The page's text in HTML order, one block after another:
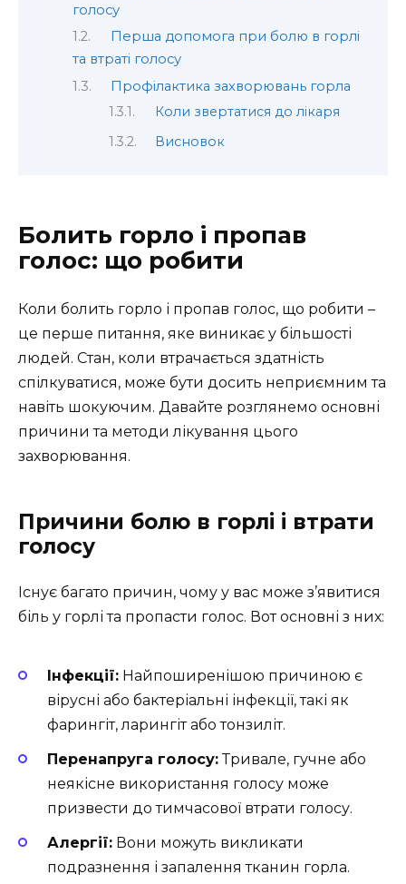
голосу
Перша допомога при болю в горлі
та втраті голосу
Профілактика захворювань горла
Коли звертатися до лікаря
Висновок
Болить горло і пропав
голос: що робити
Коли болить горло і пропав голос, що робити –
це перше питання, яке виникає у більшості
людей. Стан, коли втрачається здатність
спілкуватися, може бути досить неприємним та
навіть шокуючим. Давайте розглянемо основні
причини та методи лікування цього
захворювання.
Причини болю в горлі і втрати
голосу
Існує багато причин, чому у вас може з’явитися
біль у горлі та пропасти голос. Вот основні з них:
Інфекції: Найпоширенішою причиною є
вірусні або бактеріальні інфекції, такі як
фарингіт, ларингіт або тонзиліт.
Перенапруга голосу:Тривале, гучне або
неякісне використання голосу може
призвести до тимчасової втрати голосу.
Алергії: Вони можуть викликати
подразнення і запалення тканин горла.